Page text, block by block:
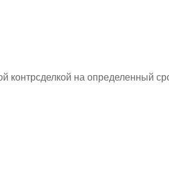
контрсделкой на определенный